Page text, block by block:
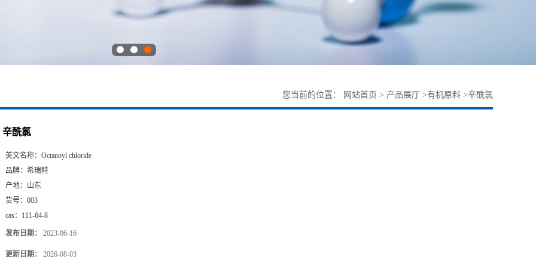
您当前的位置： 网站首页 > 产品展厅 >有机原料 >辛酰氯
辛酰氯
英文名称： Octanoyl chloride
品牌： 希瑞特
产地： 山东
货号： 003
cas： 111-64-8
发布日期： 2023-06-16
更新日期： 2026-08-03